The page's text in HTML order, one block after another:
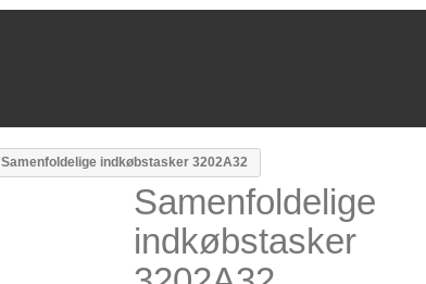
Samenfoldelige indkøbstasker 3202A32
Samenfoldelige
indkøbstasker